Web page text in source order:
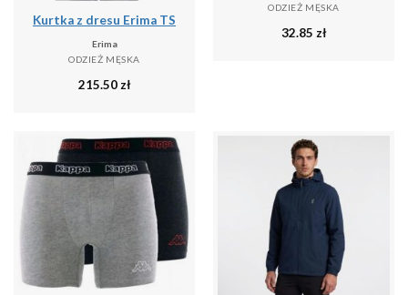
Kurtka z dresu Erima TS
Erima
ODZIEŻ MĘSKA
215.50zł
ODZIEŻ MĘSKA
32.85 zł